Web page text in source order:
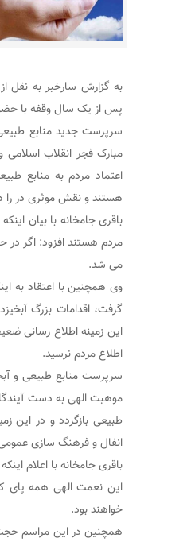
به گزارش سارخبر به نقل
پس از یک سال وقفه با
سرپرست جدید منابع
مبارک فجر انقلاب اسلامی
اعتماد مردم به منابع
هستند و نقش موثری در را
باقری جامخانه با بیان
مردم هستند افزود: اگر در
می شد.
وی همچنین با اعتقاد به
گرفت، اقدامات بزرگ
این زمینه اطلاع رسانی
اطلاع مردم نرسید.
سرپرست منابع طبیعی و
موهبت الهی به دست
طبیعی بازگردد و در این
انفال و فرهنگ سازی
باقری جامخانه با اعلام
این نعمت الهی همه پای
خواهند بود.
همچنین در این مراسم